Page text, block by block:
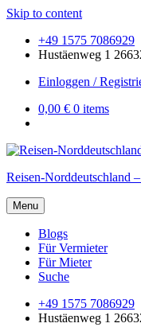
Skip to content
+49 1575 7086929
Hustäenweg 1
Einloggen /
0,00 € 0 items
Reisen-Norddeutschland
Menu
Blogs
Für Vermieter
Für Mieter
Suche
+49 1575 7086929
Hustäenweg 1